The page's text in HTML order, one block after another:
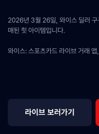
2026년 3월 26일, 와이스 딜러 구
매된 힛 아이템입니다.
와이스: 스포츠카드 라이브 거래
라이브 보러가기